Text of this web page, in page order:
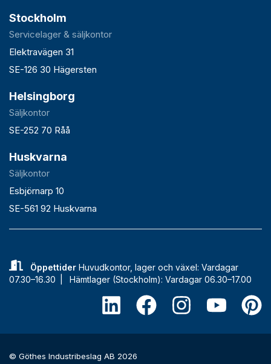
Stockholm
Servicelager & säljkontor
Elektravägen 31
SE-126 30 Hägersten
Helsingborg
Säljkontor
SE-252 70 Råå
Huskvarna
Säljkontor
Esbjörnarp 10
SE-561 92 Huskvarna
ÖppettiderHuvudkontor, lager och växel: Vardagar
07.30–16.30 | Hämtlager (Stockholm): Vardagar 06.30–17.00
© Göthes Industribeslag AB 2026